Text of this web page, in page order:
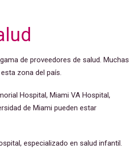
de proveedores de salud. Muchas
zona del país.
Hospital, Miami VA Hospital,
de Miami pueden estar
especializado en salud infantil.